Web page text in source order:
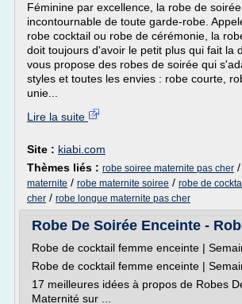
Féminine par excellence, la robe de
incontournable de toute garde-robe.
robe cocktail ou robe de cérémonie, la
doit toujours d'avoir le petit plus qui fait la
vous propose des robes de soirée qui
styles et toutes les envies : robe courte,
unie...
Lire la suite
Site : kiabi.com
Thèmes liés : robe soiree maternite pas cher /
maternite / robe maternite soiree / robe de
cher / robe longue maternite pas cher
Robe De Soirée Enceinte -
Robe de cocktail femme enceinte |
Robe de cocktail femme enceinte |
17 meilleures idées à propos de Robes
Maternité sur ...